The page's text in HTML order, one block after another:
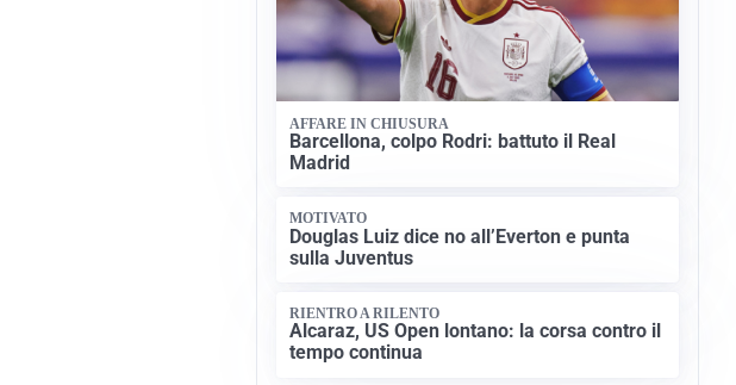
AFFARE IN CHIUSURA
Barcellona, colpo Rodri: battuto il Real
Madrid
MOTIVATO
Douglas Luiz dice no all’Everton e punta
sulla Juventus
RIENTRO A RILENTO
Alcaraz, US Open lontano: la corsa contro il
tempo continua